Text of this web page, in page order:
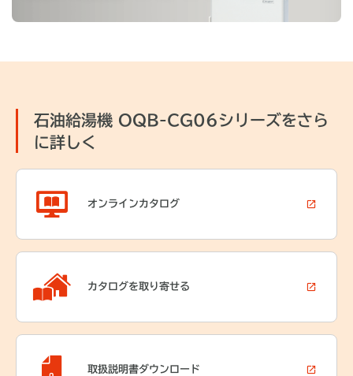
石油給湯機 OQB-CG06シリーズをさら
に詳しく
オンラインカタログ
カタログを取り寄せる
取扱説明書ダウンロード